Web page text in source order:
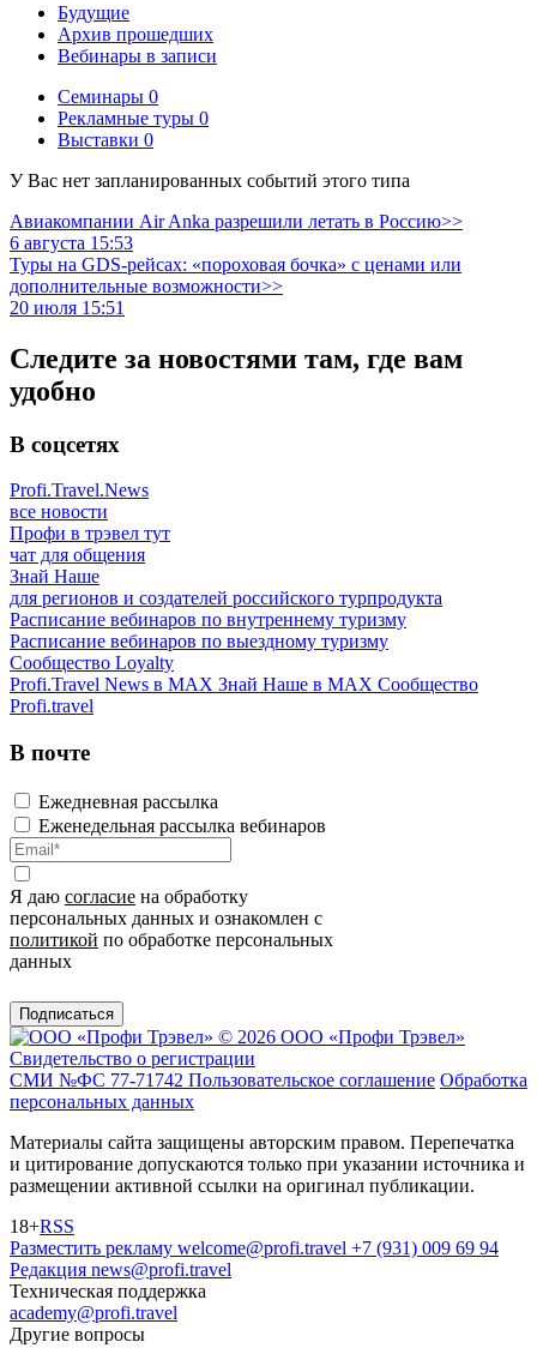
Будущие
Архив прошедших
Вебинары в записи
Семинары 0
Рекламные туры 0
Выставки 0
У Вас нет запланированных событий этого типа
Авиакомпании Air Anka разрешили летать в Россию>>
6 августа 15:53
Туры на GDS-рейсах: «пороховая бочка» с ценами или
дополнительные возможности>>
20 июля 15:51
Следите за новостями там, где вам
удобно
В соцсетях
Profi.Travel.News
все новости
Профи в трэвел тут
чат для общения
Знай Наше
для регионов и создателей российского турпродукта
Расписание вебинаров по внутреннему туризму
Расписание вебинаров по выездному туризму
Сообщество Loyalty
Profi.Travel News в MAX Знай Наше в MAX Сообщество
Profi.travel
В почте
Ежедневная рассылка
Еженедельная рассылка вебинаров
Я даю согласие на обработку
персональных данных и ознакомлен с
политикой по обработке персональных
данных
Подписаться
© 2026 ООО «Профи Трэвeл»
Свидетельство о регистрации
СМИ №ФС 77-71742 Пользовательское соглашение Обработка
персональных данных
Материалы сайта защищены авторским правом. Перепечатка
и цитирование допускаются только при указании источника и
размещении активной ссылки на оригинал публикации.
18+RSS
Разместить рекламу welcome@profi.travel +7 (931) 009 69 94
Редакция news@profi.travel
Техническая поддержка
academy@profi.travel
Другие вопросы